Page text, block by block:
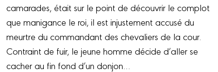
camarades, était sur le point de découvrir le complot
que manigance le roi, il est injustement accusé du
meurtre du commandant des chevaliers de la cour.
Contraint de fuir, le jeune homme décide d’aller se
cacher au fin fond d’un donjon…